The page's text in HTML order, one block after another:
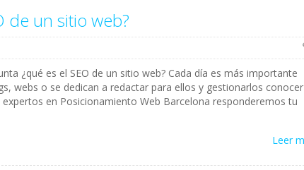
de un sitio web?
¿qué es el SEO de un sitio web? Cada día es más importante
webs o se dedican a redactar para ellos y gestionarlos conocer
en Posicionamiento Web Barcelona responderemos tu
Leer